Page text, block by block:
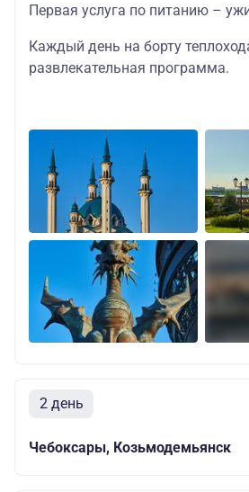
Первая услуга по питанию –
Каждый день на борту
развлекательная программа.
2 день
Чебоксары, Козьмодемьянск